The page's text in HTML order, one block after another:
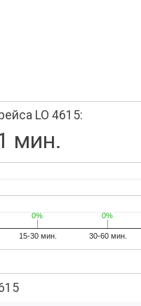
LO 4615:
мин.
15-30 мин. 30-60 мин.
0%
0% 0%
0%